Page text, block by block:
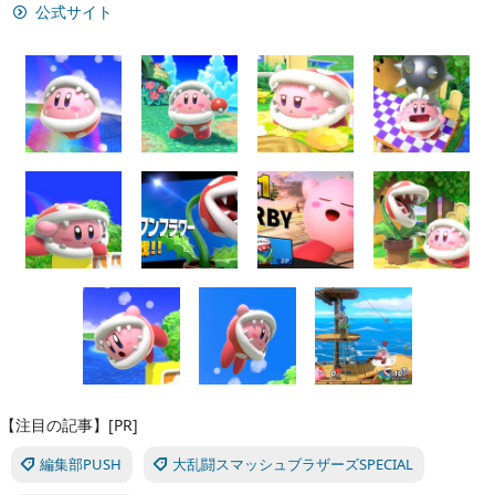
公式サイト
【注目の記事】[PR]
編集部PUSH 大乱闘スマッシュブラザーズSPECIAL